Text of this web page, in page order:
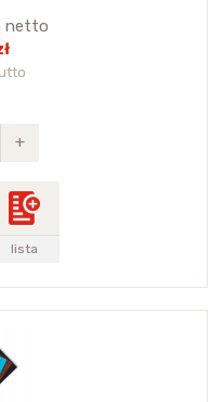
netto
+
lista